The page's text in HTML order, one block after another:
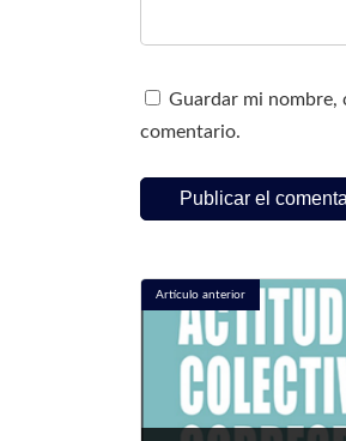
Guardar mi nombre,
comentario.
Artículo anterior